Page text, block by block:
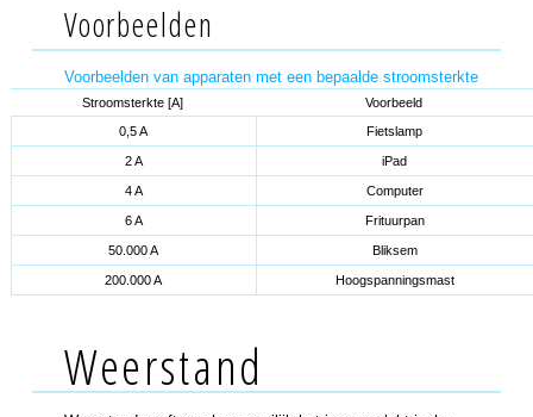
Voorbeelden
Voorbeelden van apparaten met een bepaalde stroomsterkte
Stroomsterkte [A]
Voorbeeld
0,5 A
Fietslamp
2 A iPad
4 A Computer
6 A Frituurpan
50.000 A Bliksem
200.000 A Hoogspanningsmast
Weerstand